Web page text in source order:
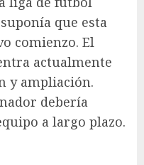
que esta
comienzo. El
actualmente
y ampliación.
debería
a largo plazo.